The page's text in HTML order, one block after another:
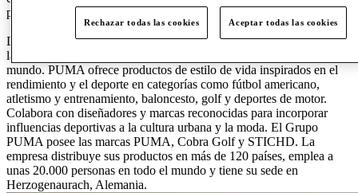
prendas y accesorios.
Durante 75 años, PUMA ha impulsado incansablemente el deporte y
la cultura creando productos rápidos para los atletas más rápidos del
mundo. PUMA ofrece productos de estilo de vida inspirados en el
rendimiento y el deporte en categorías como fútbol americano,
atletismo y entrenamiento, baloncesto, golf y deportes de motor.
Colabora con diseñadores y marcas reconocidas para incorporar
influencias deportivas a la cultura urbana y la moda. El Grupo
PUMA posee las marcas PUMA, Cobra Golf y STICHD. La
empresa distribuye sus productos en más de 120 países, emplea a
unas 20.000 personas en todo el mundo y tiene su sede en
Herzogenaurach, Alemania.
Rechazar todas las cookies Aceptar todas las cookies